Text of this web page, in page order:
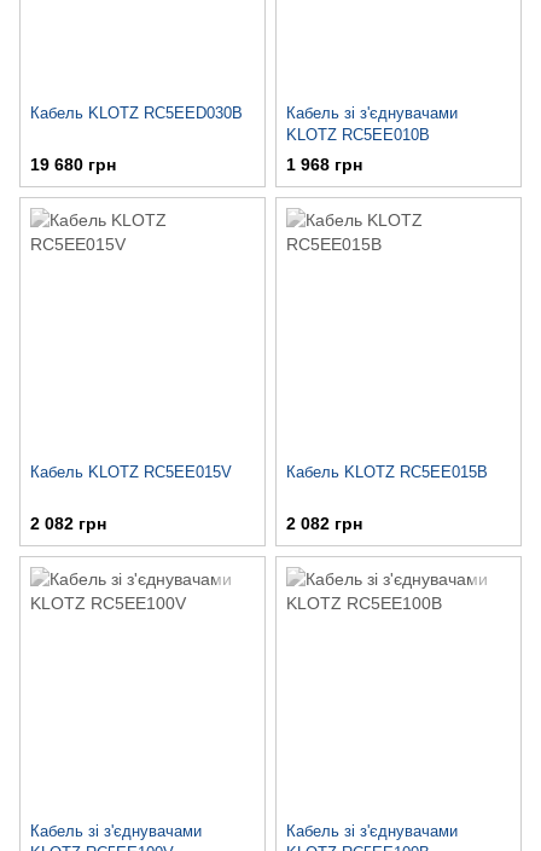
Кабель KLOTZ RC5EED030B
19 680 грн
Кабель зі з'єднувачами
KLOTZ RC5EE010B
1 968 грн
Кабель KLOTZ RC5EE015V
2 082 грн
Кабель KLOTZ RC5EE015B
2 082 грн
Кабель зі з'єднувачами
Кабель зі з'єднувачами